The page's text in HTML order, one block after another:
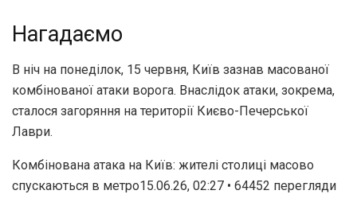
Нагадаємо
В ніч на понеділок, 15 червня, Київ зазнав масованої
комбінованої атаки ворога. Внаслідок атаки, зокрема,
сталося загоряння на території Києво-Печерської
Лаври.
Комбінована атака на Київ: жителі столиці масово
спускаються в метро15.06.26, 02:27 • 64452 перегляди